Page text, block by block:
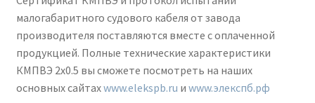
малогабаритного судового кабеля от завода
производителя поставляются вместе с оплаченной
продукцией. Полные технические характеристики
КМПВЭ 2х0.5 вы сможете посмотреть на наших
основных сайтахwww.elekspb.ru и www.элекспб.рф